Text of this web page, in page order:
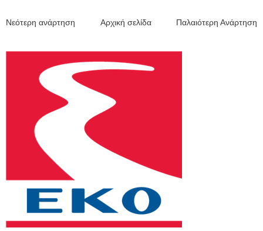
Νεότερη ανάρτηση Παλαιότερη Ανάρτηση
Αρχική σελίδα